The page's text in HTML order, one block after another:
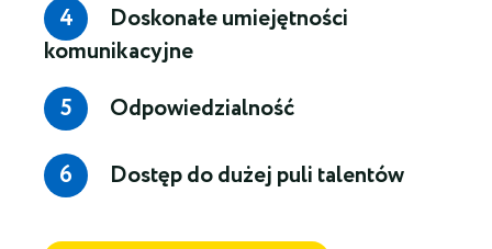
Doskonałe umiejętności
komunikacyjne
Odpowiedzialność
Dostęp do dużej puli talentów